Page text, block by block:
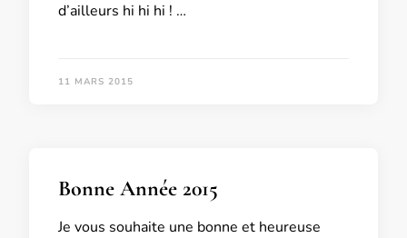
d’ailleurs hi hi hi ! …
11 MARS 2015
Bonne Année 2015
Je vous souhaite une bonne et heureuse